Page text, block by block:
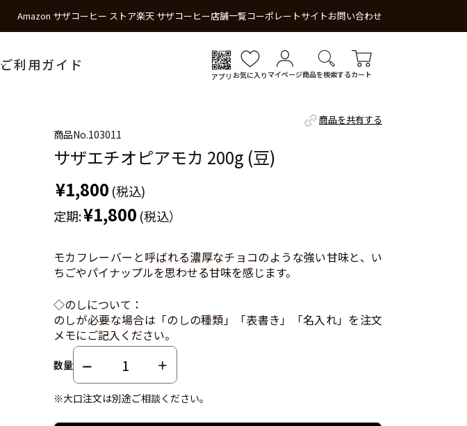
Amazon サザコーヒー ストア楽天 サザコーヒー店舗一覧コーポレートサイトお問い合わせ
ご利用ガイド
アプリ お気に入り マイページ商品を検索するカート
商品を共有する
商品No.103011
サザエチオピアモカ 200g (豆)
¥1,800 (税込)
定期:¥1,800 (税込）
モカフレーバーと呼ばれる濃厚なチョコのような強い甘味と、い
ちごやパイナップルを思わせる甘味を感じます。
◇のしについて：
のしが必要な場合は「のしの種類」「表書き」「名入れ」を注文
メモにご記入ください。
数量
※大口注文は別途ご相談ください。